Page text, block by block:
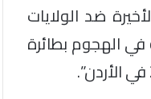
ضد الولايات
الهجوم بطائرة